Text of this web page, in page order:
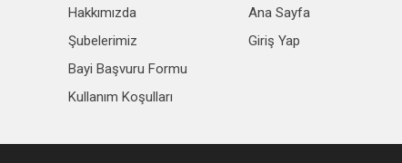
Hakkımızda
Şubelerimiz
Bayi Başvuru Formu
Kullanım Koşulları
Ana Sayfa
Giriş Yap